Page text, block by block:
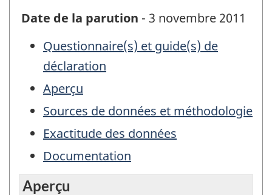
Date de la parution - 3 novembre 2011
Questionnaire(s) et guide(s) de
déclaration
Aperçu
Sources de données et méthodologie
Exactitude des données
Documentation
Aperçu